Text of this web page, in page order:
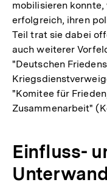
mobilisieren
erfolgreich, ihren
Teil trat sie dabei
auch weiterer
"Deutschen
"Komitee für
Zusammenarbeit"
Einfluss-